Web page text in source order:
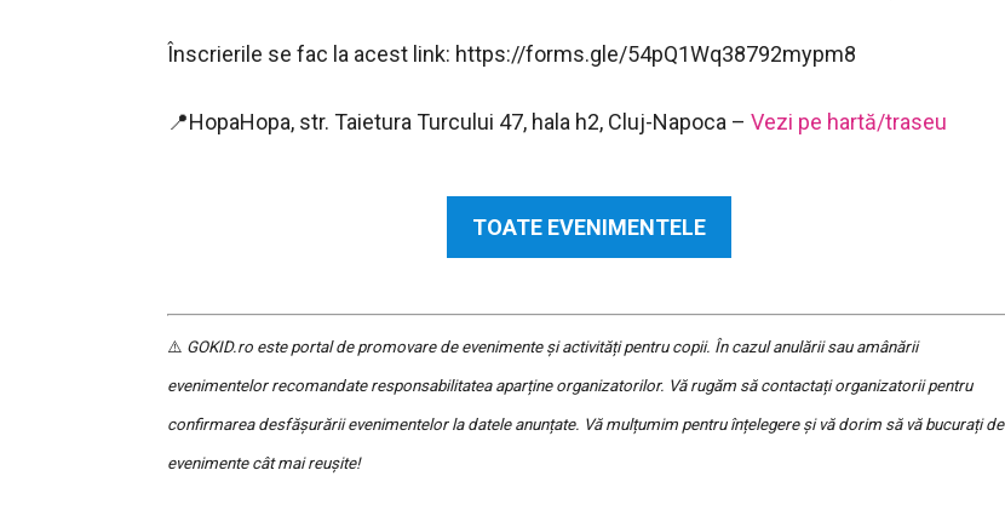
Înscrierile se fac la acest link: https://forms.gle/54pQ1Wq38792mypm8
📍HopaHopa, str. Taietura Turcului 47, hala h2, Cluj-Napoca – Vezi pe hartă/traseu
TOATE EVENIMENTELE
⚠️ GOKID.ro este portal de promovare de evenimente și activități pentru copii. În cazul anulării sau amânării
evenimentelor recomandate responsabilitatea aparține organizatorilor. Vă rugăm să contactați organizatorii pentru
confirmarea desfășurării evenimentelor la datele anunțate. Vă mulțumim pentru înțelegere și vă dorim să vă bucurați de
evenimente cât mai reușite!